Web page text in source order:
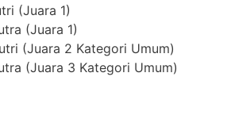
(Juara 1)
(Juara 1)
(Juara 2 Kategori Umum)
(Juara 3 Kategori Umum)